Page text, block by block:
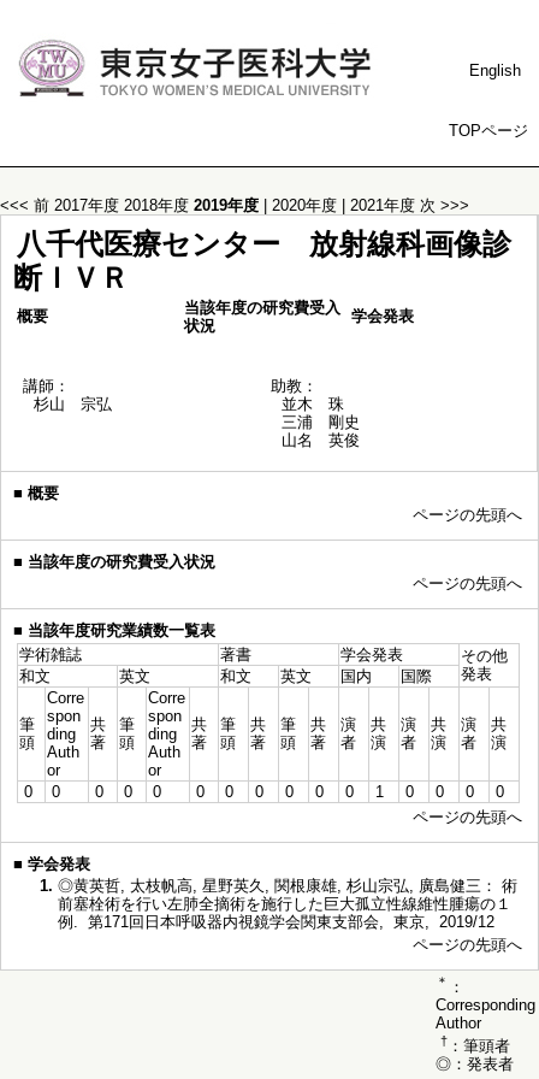
English
TOPページ
<<< 前 2017年度 2018年度 2019年度 2020年度 2021年度 次 >>>
八千代医療センター 放射線科画像診
断ＩＶＲ
概要
当該年度の研究費受入
状況
学会発表
講師：
杉山 宗弘
助教：
並木 珠
三浦 剛史
山名 英俊
■ 概要
ページの先頭へ
■ 当該年度の研究費受入状況
ページの先頭へ
■ 当該年度研究業績数一覧表
学術雑誌
著書 学会発表
その他
発表
和文 英文 和文 英文 国内 国際
筆
頭
Corre
spon
ding
Auth
or
共
著
筆
頭
Corre
spon
ding
Auth
or
共
著
筆
頭
共
著
筆
頭
共
著
演
者
共
演
演
者
共
演
演
者
共
演
0 0 0 0 0 0 0 0 0 0 0 1 0 0 0
0
ページの先頭へ
■ 学会発表
1. ◎黄英哲, 太枝帆高, 星野英久, 関根康雄, 杉山宗弘, 廣島健三： 術
前塞栓術を行い左肺全摘術を施行した巨大孤立性線維性腫瘍の１
例. 第171回日本呼吸器内視鏡学会関東支部会, 東京, 2019/12
ページの先頭へ
＊
：
Corresponding
Author
† ：筆頭者
◎：発表者